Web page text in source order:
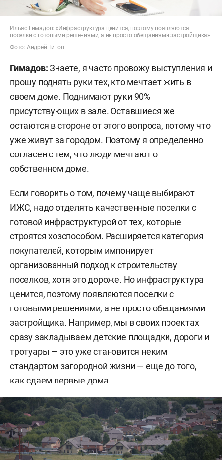
Ильяс Гимадов: «Инфраструктура ценится, поэтому появляются
поселки с готовыми решениями, а не просто обещаниями застройщика»
Фото: Андрей Титов
Гимадов:Знаете, я часто провожу выступления и
прошу поднять руки тех, кто мечтает жить в
своем доме. Поднимают руки 90%
присутствующих в зале. Оставшиеся же
остаются в стороне от этого вопроса, потому что
уже живут за городом. Поэтому я определенно
согласен с тем, что люди мечтают о
собственном доме.
Если говорить о том, почему чаще выбирают
ИЖС, надо отделять качественные поселки с
готовой инфраструктурой от тех, которые
строятся хозспособом. Расширяется категория
покупателей, которым импонирует
организованный подход к строительству
поселков, хотя это дороже. Но инфраструктура
ценится, поэтому появляются поселки с
готовыми решениями, а не просто обещаниями
застройщика. Например, мы в своих проектах
сразу закладываем детские площадки, дороги и
тротуары — это уже становится неким
стандартом загородной жизни — еще до того,
как сдаем первые дома.